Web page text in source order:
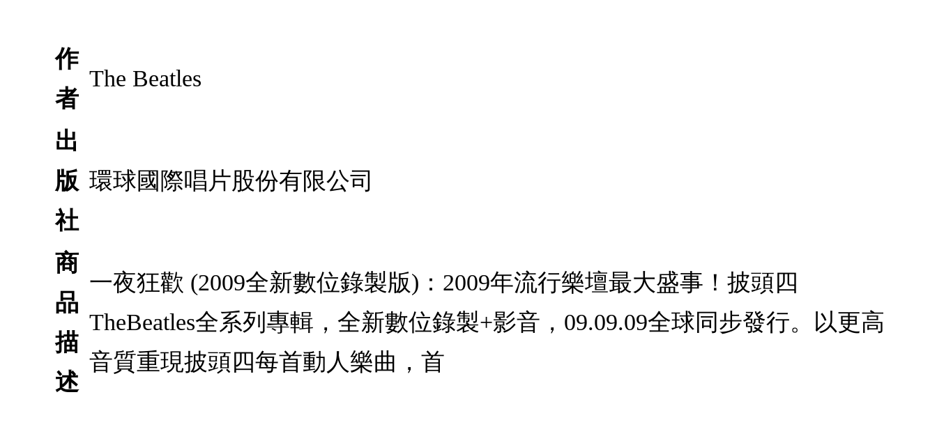
作
者
The Beatles
出
版
社
環球國際唱片股份有限公司
商
品
描
述
一夜狂歡 (2009全新數位錄製版)：2009年流行樂壇最大盛事！披頭四
TheBeatles全系列專輯，全新數位錄製+影音，09.09.09全球同步發行。以更高
音質重現披頭四每首動人樂曲，首